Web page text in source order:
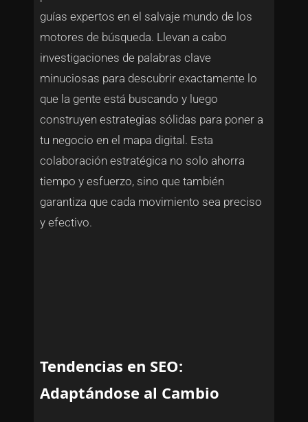
guías expertos en el salvaje mundo de los
motores de búsqueda. Llevan a cabo
investigaciones de palabras clave
minuciosas para descubrir exactamente lo
que la gente está buscando y luego
construyen estrategias sólidas para poner a
tu negocio en el mapa digital. Esta
colaboración estratégica no solo ahorra
tiempo y esfuerzo, sino que también
garantiza que cada movimiento sea preciso
y efectivo.
Tendencias en SEO:
Adaptándose al Cambio